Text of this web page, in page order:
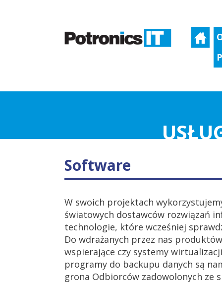
Software
W swoich projektach
światowych dostawców rozwiązań
technologie, które wcześniej
Do wdrażanych przez nas
wspierające czy systemy
programy do backupu danych są
grona Odbiorców zadowolonych ze